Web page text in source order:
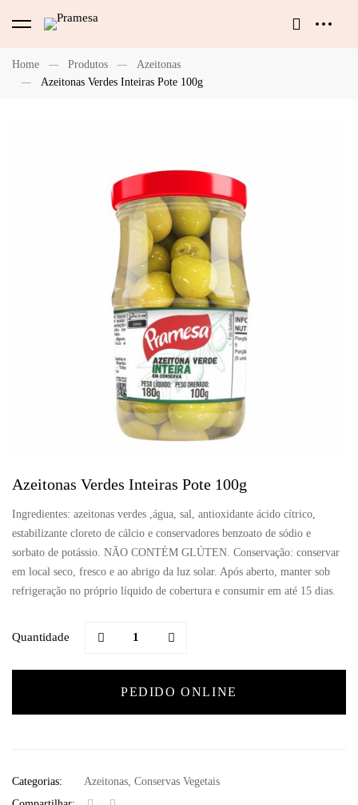
Home Produtos
Azeitonas
Azeitonas Verdes Inteiras Pote 100g
Azeitonas Verdes Inteiras Pote 100g
Ingredientes: azeitonas verdes ,água, sal, antioxidante ácido cítrico,
estabilizante cloreto de cálcio e conservadores benzoato de sódio e
sorbato de potássio. NÃO CONTÉM GLÚTEN. Conservação: conservar
em local seco, fresco e ao abrigo da luz solar. Após aberto, manter sob
refrigeração no próprio líquido de cobertura e consumir em até 15 dias.
Quantidade
PEDIDO ONLINE
Categorias: Azeitonas Conservas Vegetais